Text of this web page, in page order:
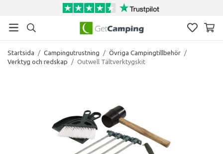
Startsida / Campingutrustning / Övriga Campingtillbehör /
Verktyg och redskap
/ Outwell Tältverktygskit